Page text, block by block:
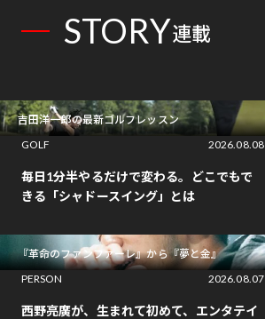
STORY連載
吉田洋一郎の最新ゴルフレッスン
GOLF
2026.08.08
毎日1分半やるだけで変わる。どこでもで
きる「シャドースイング」とは
『革命のファンファーレ』から『夢と金』
PERSON
2026.08.07
西野亮廣が、生まれて初めて、エンタテイ